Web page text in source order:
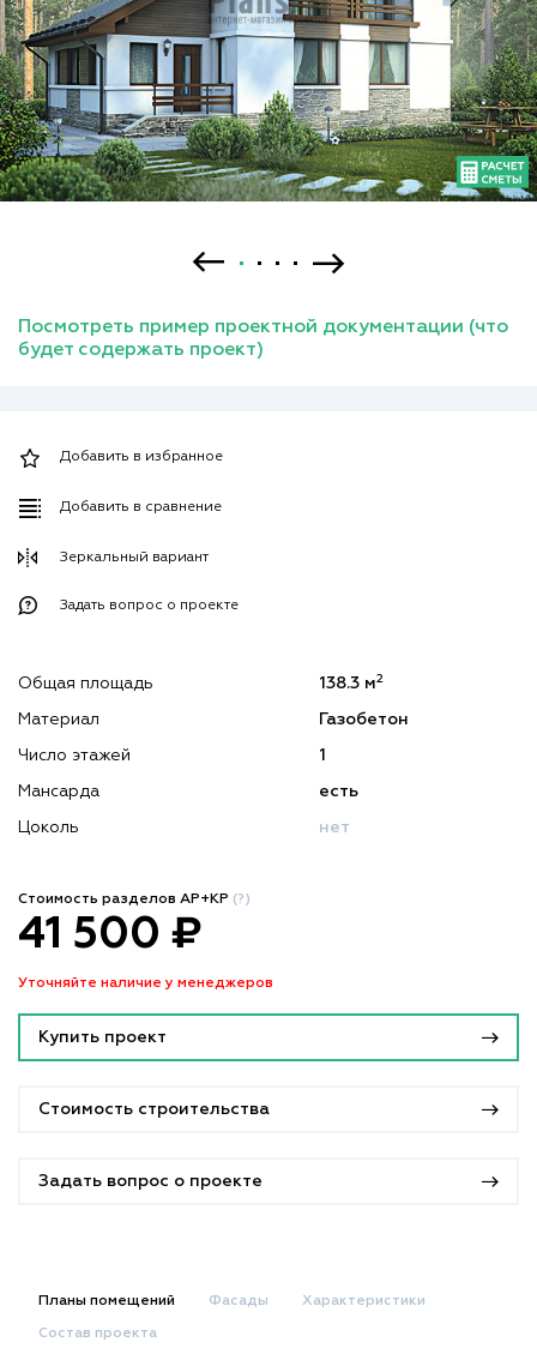
Посмотреть пример проектной документации (что
будет содержать проект)
Добавить в избранное
Добавить в сравнение
Зеркальный вариант
Задать вопрос о проекте
Общая площадь 138.3 м2
Материал Газобетон
Число этажей 1
Мансарда есть
Цоколь нет
Стоимость разделов АР+КР (?)
41 500 ₽
Уточняйте наличие у менеджеров
Купить проект
Стоимость строительства
Задать вопрос о проекте
Планы помещений Фасады Характеристики
Состав проекта